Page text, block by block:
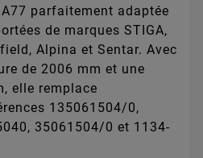
parfaitement adaptée
de marques STIGA,
Alpina et Sentar. Avec
de 2006 mm et une
elle remplace
135061504/0,
35061504/0 et 1134-